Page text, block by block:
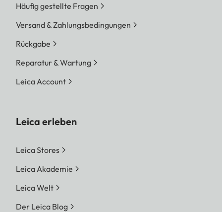
Häufig gestellte Fragen
Versand & Zahlungsbedingungen
Rückgabe
Reparatur & Wartung
Leica Account
Leica erleben
Leica Stores
Leica Akademie
Leica Welt
Der Leica Blog